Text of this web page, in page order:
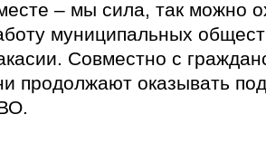
– мы сила, так можно
муниципальных
Совместно с
продолжают оказывать